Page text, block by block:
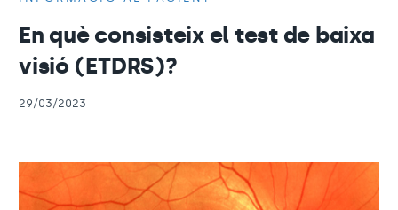
En què consisteix el test de baixa
visió (ETDRS)?
29/03/2023